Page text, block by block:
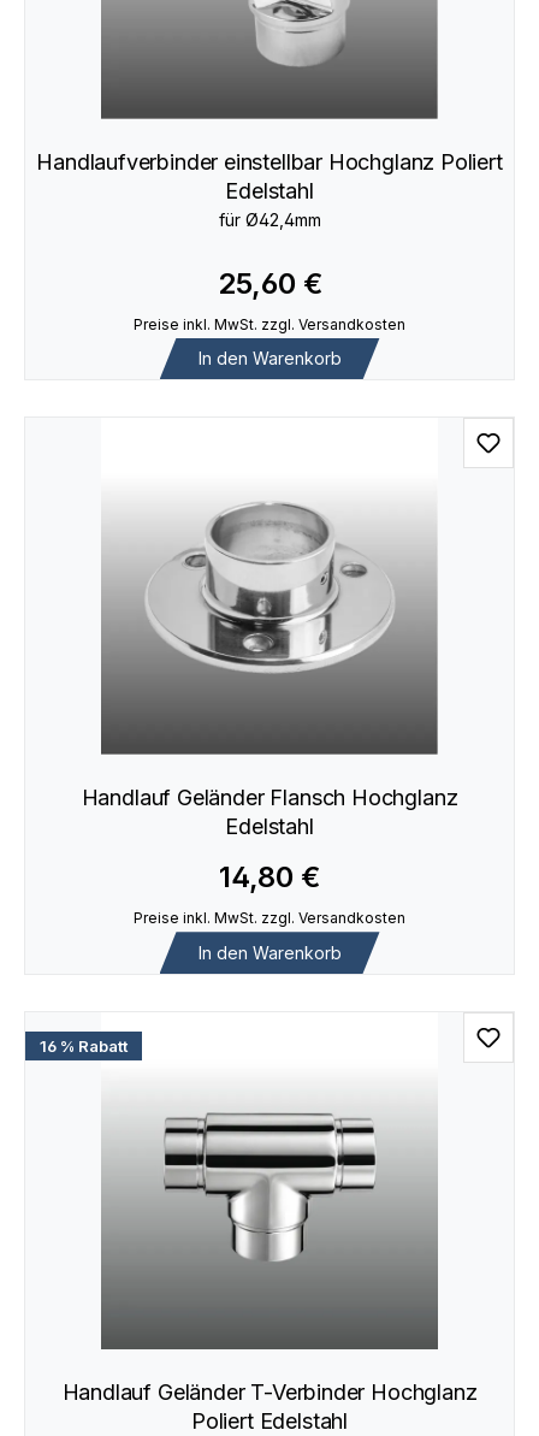
Handlaufverbinder einstellbar Hochglanz Poliert
Edelstahl
für Ø42,4mm
25,60 €
Preise inkl. MwSt. zzgl. Versandkosten
In den Warenkorb
Handlauf Geländer Flansch Hochglanz
Edelstahl
14,80 €
Preise inkl. MwSt. zzgl. Versandkosten
In den Warenkorb
16 % Rabatt
Handlauf Geländer T-Verbinder Hochglanz
Poliert Edelstahl